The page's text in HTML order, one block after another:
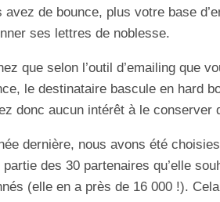
avez de bounce, plus votre base
ses lettres de noblesse.
que selon l’outil d’emailing que
le destinataire bascule en hard
donc aucun intérêt à le conserver
dernière, nous avons été
partie des 30 partenaires qu’elle
(elle en a près de 16 000 !).